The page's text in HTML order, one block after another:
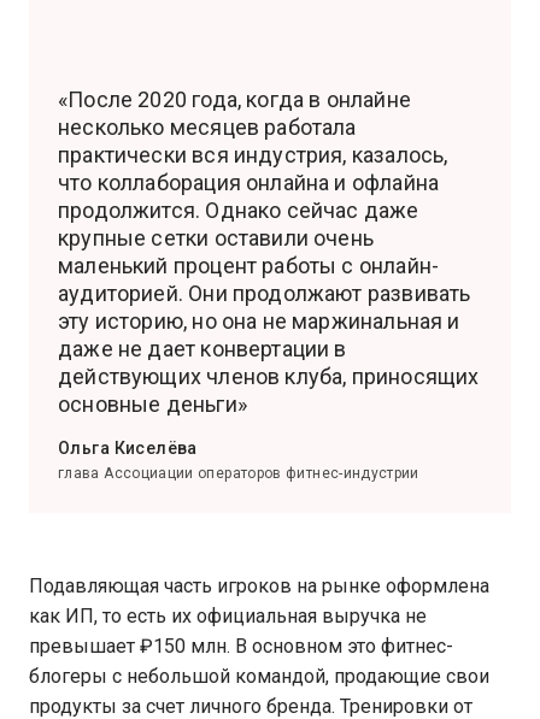
«После 2020 года, когда в онлайне
несколько месяцев работала
практически вся индустрия, казалось,
что коллаборация онлайна и офлайна
продолжится. Однако сейчас даже
крупные сетки оставили очень
маленький процент работы с онлайн-
аудиторией. Они продолжают развивать
эту историю, но она не маржинальная и
даже не дает конвертации в
действующих членов клуба, приносящих
основные деньги»
Ольга Киселёва
глава Ассоциации операторов фитнес-индустрии
Подавляющая часть игроков на рынке оформлена
как ИП, то есть их официальная выручка не
превышает ₽150 млн. В основном это фитнес-
блогеры с небольшой командой, продающие свои
продукты за счет личного бренда. Тренировки от